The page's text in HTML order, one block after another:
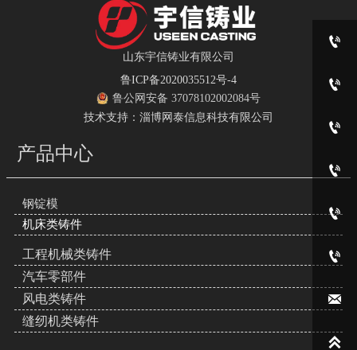
山东宇信铸业有限公司
鲁ICP备2020035512号-4
鲁公网安备 37078102002084号
技术支持：淄博网泰信息科技有限公司
产品中心
钢锭模
机床类铸件
工程机械类铸件
汽车零部件
风电类铸件
缝纫机类铸件







